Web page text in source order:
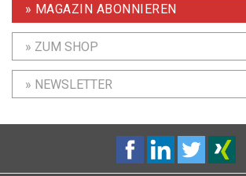
» MAGAZIN ABONNIEREN
» ZUM SHOP
» NEWSLETTER